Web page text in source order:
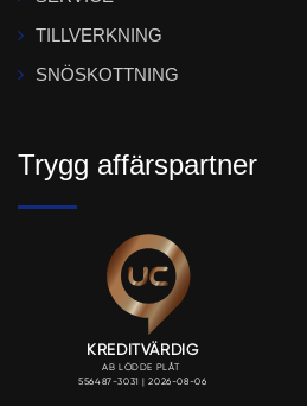
TILLVERKNING
SNÖSKOTTNING
Trygg affärspartner